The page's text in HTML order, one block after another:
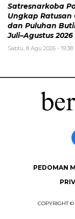
Satresnarkoba
Ungkap Ratusan
dan Puluhan
Juli–Agustus 2026
Sabtu, 8 Agu 2026 -
PEDOMAN
COPYRIGHT